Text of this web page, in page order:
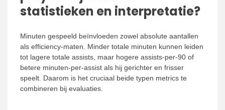
statistieken en interpretatie?
Minuten gespeeld beïnvloeden zowel absolute aantallen
als efficiency-maten. Minder totale minuten kunnen leiden
tot lagere totale assists, maar hogere assists-per-90 of
betere minuten-per-assist als hij gerichter en frisser
speelt. Daarom is het cruciaal beide typen metrics te
combineren bij evaluaties.